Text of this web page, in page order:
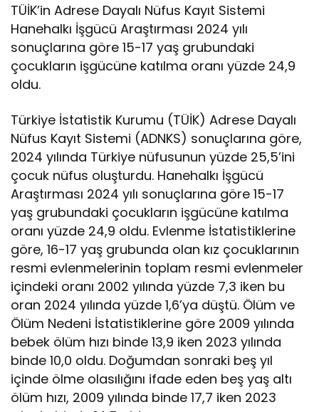
TÜİK’in Adrese Dayalı Nüfus Kayıt Sistemi
Hanehalkı İşgücü Araştırması 2024 yılı
sonuçlarına göre 15-17 yaş grubundaki
çocukların işgücüne katılma oranı yüzde 24,9
oldu.
Türkiye İstatistik Kurumu (TÜİK) Adrese Dayalı
Nüfus Kayıt Sistemi (ADNKS) sonuçlarına göre,
2024 yılında Türkiye nüfusunun yüzde 25,5’ini
çocuk nüfus oluşturdu. Hanehalkı İşgücü
Araştırması 2024 yılı sonuçlarına göre 15-17
yaş grubundaki çocukların işgücüne katılma
oranı yüzde 24,9 oldu. Evlenme İstatistiklerine
göre, 16-17 yaş grubunda olan kız çocuklarının
resmi evlenmelerinin toplam resmi evlenmeler
içindeki oranı 2002 yılında yüzde 7,3 iken bu
oran 2024 yılında yüzde 1,6’ya düştü. Ölüm ve
Ölüm Nedeni İstatistiklerine göre 2009 yılında
bebek ölüm hızı binde 13,9 iken 2023 yılında
binde 10,0 oldu. Doğumdan sonraki beş yıl
içinde ölme olasılığını ifade eden beş yaş altı
ölüm hızı, 2009 yılında binde 17,7 iken 2023